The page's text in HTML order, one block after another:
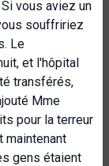
vous aviez un
souffririez
Le
et l'hôpital
transférés,
Mme
pour la terreur
maintenant
gens étaient